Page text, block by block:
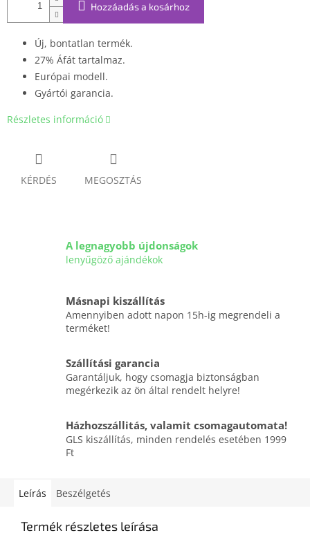
Hozzáadás a kosárhoz
Új, bontatlan termék.
27% Áfát tartalmaz.
Európai modell.
Gyártói garancia.
Részletes információ
KÉRDÉS MEGOSZTÁS
A legnagyobb újdonságok
lenyűgöző ajándékok
Másnapi kiszállítás
Amennyiben adott napon 15h-ig megrendeli a
terméket!
Szállítási garancia
Garantáljuk, hogy csomagja biztonságban
megérkezik az ön által rendelt helyre!
Házhozszállitás, valamit csomagautomata!
GLS kiszállítás, minden rendelés esetében 1999
Ft
Leírás Beszélgetés
Termék részletes leírása